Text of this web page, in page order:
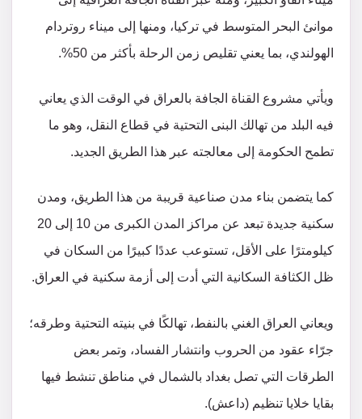
موانئ البحر المتوسط في تركيا، ومنها إلى ميناء روتردام
الهولندي، بما يعني تقليص زمن الرحلة بأكثر من 50%.
ويأتي مشروع القناة الجافة بالعراق في الوقت الذي يعاني
فيه البلد من تهالك البنى التحتية في قطاع النقل، وهو ما
تطمح الحكومة إلى معالجته عبر هذا الطريق الجديد.
كما يتضمن بناء مدن صناعية قريبة من هذا الطريق، ومدن
سكنية جديدة تبعد عن مراكز المدن الكبرى من 10 إلى 20
كيلومترًا على الأقل، تستوعب عددًا كبيرًا من السكان في
ظل الكثافة السكانية التي أدت إلى أزمة سكنية في العراق.
ويعاني العراق الغني بالنفط، تهالكًا في بنيته التحتية وطرقه؛
جرّاء عقود من الحروب وانتشار الفساد، وتمر بعض
الطرقات التي تصل بغداد بالشمال في مناطق تنشط فيها
بقايا خلايا تنظيم (داعش).